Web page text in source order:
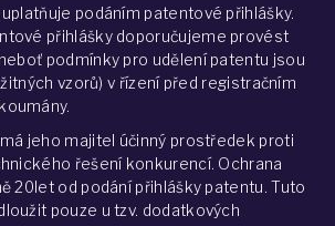
podáním patentové přihlášky.
přihlášky doporučujeme provést
podmínky pro udělení patentu jsou
vzorů) v řízení před registračním
jeho majitel účinný prostředek proti
řešení konkurencí. Ochrana
20let od podání přihlášky patentu. Tuto
pouze u tzv. dodatkových